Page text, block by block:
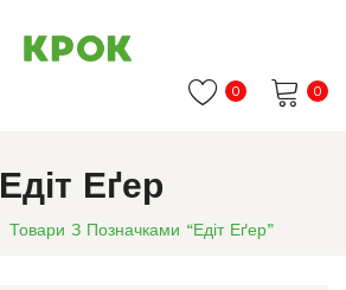
0
0
Едіт Еґер
Товари З Позначками “Едіт Еґер”